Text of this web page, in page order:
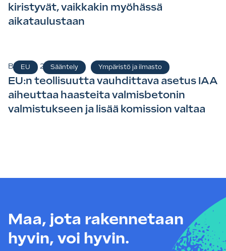
kiristyvät, vaikkakin myöhässä
aikataulustaan
Blogi 29.4.2026
EU:n teollisuutta vauhdittava asetus IAA
aiheuttaa haasteita valmisbetonin
valmistukseen ja lisää komission valtaa
EU Sääntely Ympäristö ja ilmasto
Maa, jota rakennetaan
hyvin, voi hyvin.